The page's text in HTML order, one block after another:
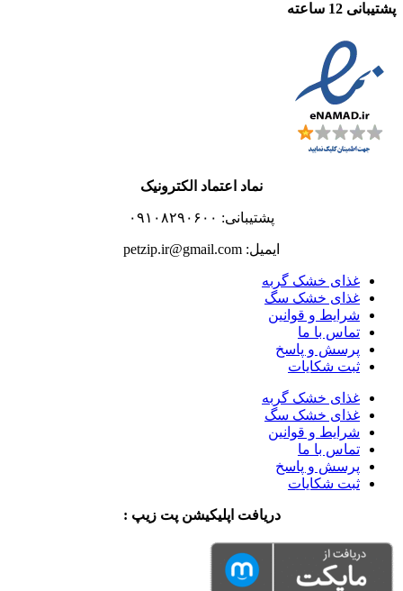
پشتیبانی 12 ساعته
نماد اعتماد الکترونیک
پشتیبانی: ۰۹۱۰۸۲۹۰۶۰۰
ایمیل: petzip.ir@gmail.com
غذای خشک گربه
غذای خشک سگ
شرایط و قوانین
تماس با ما
پرسش و پاسخ
ثبت شکایات
غذای خشک گربه
غذای خشک سگ
شرایط و قوانین
تماس با ما
پرسش و پاسخ
ثبت شکایات
دریافت اپلیکیشن پت زیپ :